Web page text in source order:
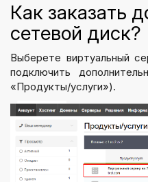
Как заказать
сетевой диск?
Выберете виртуальный
подключить
«Продукты/услуги»).